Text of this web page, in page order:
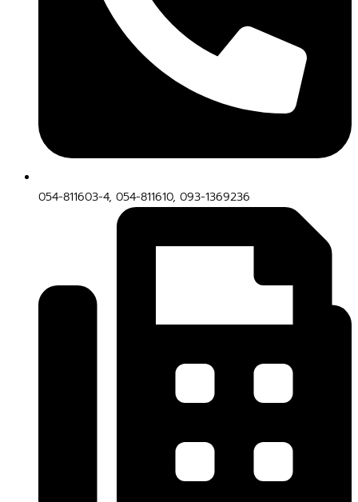
054-811603-4, 054-811610, 093-1369236